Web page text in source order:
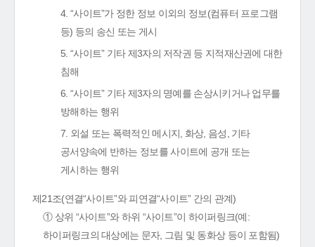
4. “사이트”가 정한 정보 이외의 정보(컴퓨터 프로그램
등) 등의 송신 또는 게시
5. “사이트” 기타 제3자의 저작권 등 지적재산권에 대한
침해
6. “사이트” 기타 제3자의 명예를 손상시키거나 업무를
방해하는 행위
7. 외설 또는 폭력적인 메시지, 화상, 음성, 기타
공서양속에 반하는 정보를 사이트에 공개 또는
게시하는 행위
제21조(연결“사이트”와 피연결“사이트” 간의 관계)
① 상위 “사이트”와 하위 “사이트”이 하이퍼링크(예:
하이퍼링크의 대상에는 문자, 그림 및 동화상 등이 포함됨)